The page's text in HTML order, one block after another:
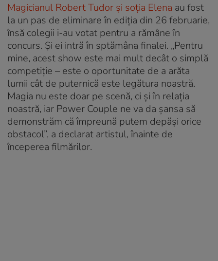
Magicianul Robert Tudor și soția Elena au fost
la un pas de eliminare în ediția din 26 februarie,
însă colegii i-au votat pentru a rămâne în
concurs. Și ei intră în sptămâna finalei. „Pentru
mine, acest show este mai mult decât o simplă
competiție – este o oportunitate de a arăta
lumii cât de puternică este legătura noastră.
Magia nu este doar pe scenă, ci și în relația
noastră, iar Power Couple ne va da șansa să
demonstrăm că împreună putem depăși orice
obstacol”, a declarat artistul, înainte de
începerea filmărilor.